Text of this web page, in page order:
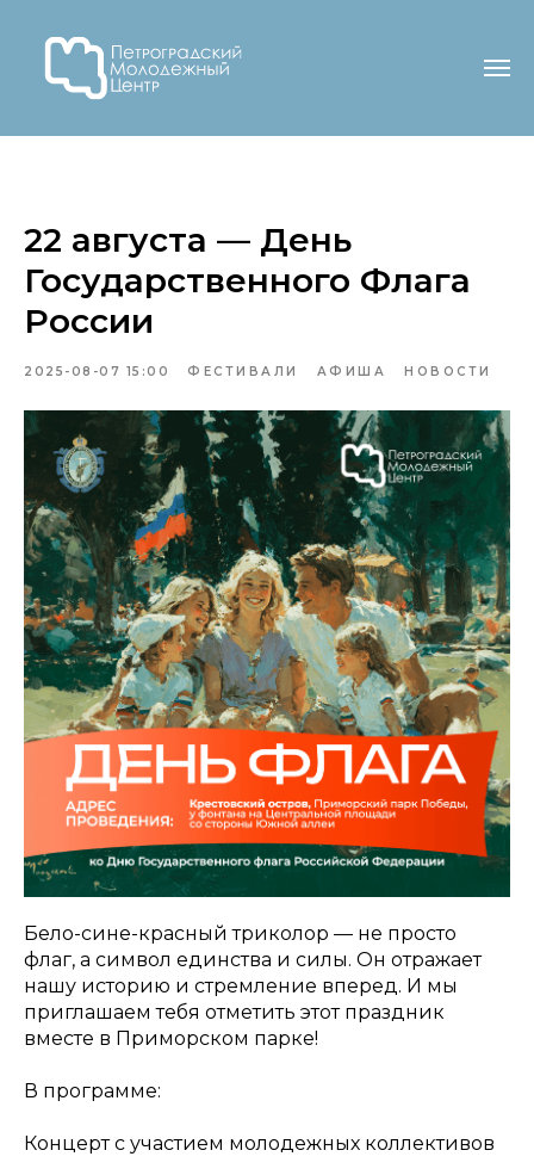
22 августа — День
Государственного Флага
России
2025-08-07 15:00 ФЕСТИВАЛИ АФИША НОВОСТИ
Бело-сине-красный триколор — не просто
флаг, а символ единства и силы. Он отражает
нашу историю и стремление вперед. И мы
приглашаем тебя отметить этот праздник
вместе в Приморском парке!
В программе:
Концерт с участием молодежных коллективов